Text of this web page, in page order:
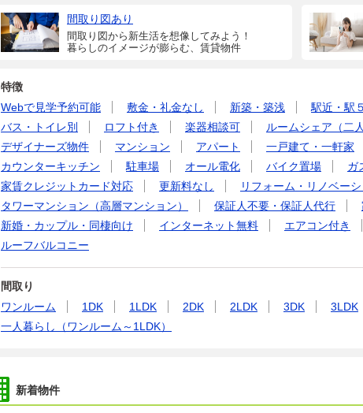
間取り図あり
間取り図から新生活を想像してみよう！
暮らしのイメージが膨らむ、賃貸物件
特徴
Webで見学予約可能
敷金・礼金なし 新築・築浅 駅近・駅
バス・トイレ別
ロフト付き 楽器相談可 ルームシェア（二
デザイナーズ物件
マンション アパート 一戸建て・一軒家
カウンターキッチン
駐車場 オール電化 バイク置場
ガ
家賃クレジットカード対応
更新料なし
リフォーム・リノベー
タワーマンション（高層マンション）
保証人不要・保証人代行
新婚・カップル・同棲向け
インターネット無料 エアコン付き
ルーフバルコニー
間取り
ワンルーム
1DK 1LDK 2DK 2LDK 3DK 3LDK
一人暮らし（ワンルーム～1LDK）
新着物件